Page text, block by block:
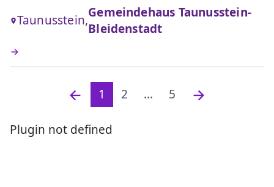
Taunusstein,
Gemeindehaus Taunusstein-
Bleidenstadt
1 2 ... 5
Plugin not defined